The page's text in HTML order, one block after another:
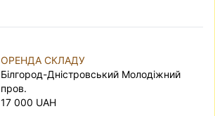
ОРЕНДА СКЛАДУ
Білгород-Дністровський Молодіжний
пров.
17 000 UAH